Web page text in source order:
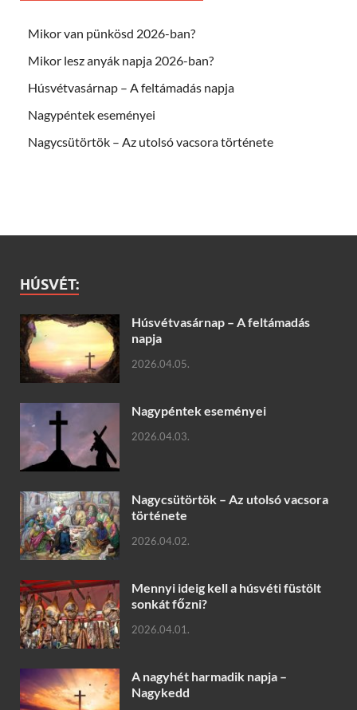
Mikor van pünkösd 2026-ban?
Mikor lesz anyák napja 2026-ban?
Húsvétvasárnap – A feltámadás napja
Nagypéntek eseményei
Nagycsütörtök – Az utolsó vacsora története
HÚSVÉT:
Húsvétvasárnap – A feltámadás
napja
2026.04.05.
Nagypéntek eseményei
2026.04.03.
Nagycsütörtök – Az utolsó vacsora
története
2026.04.02.
Mennyi ideig kell a húsvéti füstölt
sonkát főzni?
2026.04.01.
A nagyhét harmadik napja –
Nagykedd